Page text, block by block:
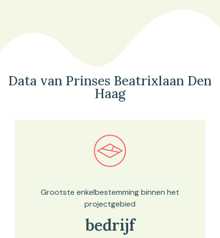
Data van Prinses Beatrixlaan Den
Haag
Bekijk in onze kaartviewer
Grootste enkelbestemming binnen het
projectgebied
bedrijf